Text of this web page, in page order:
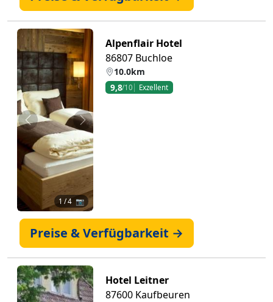
Zurück Weiter
1 / 4 📷
Alpenflair Hotel
86807 Buchloe
10.0km
9,8/10 Exzellent
Preise & Verfügbarkeit →
Hotel Leitner
87600 Kaufbeuren